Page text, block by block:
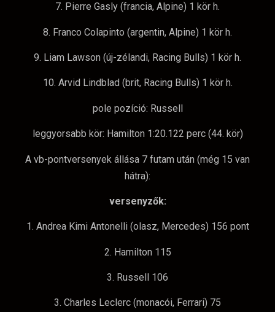
7. Pierre Gasly (francia, Alpine) 1 kör h.
8. Franco Colapinto (argentin, Alpine) 1 kör h.
9. Liam Lawson (új-zélandi, Racing Bulls) 1 kör h.
10. Arvid Lindblad (brit, Racing Bulls) 1 kör h.
pole pozíció: Russell
leggyorsabb kör: Hamilton 1:20.122 perc (44. kör)
A vb-pontversenyek állása 7 futam után (még 15 van
hátra):
versenyzők:
1. Andrea Kimi Antonelli (olasz, Mercedes) 156 pont
2. Hamilton 115
3. Russell 106
3. Charles Leclerc (monacói, Ferrari) 75